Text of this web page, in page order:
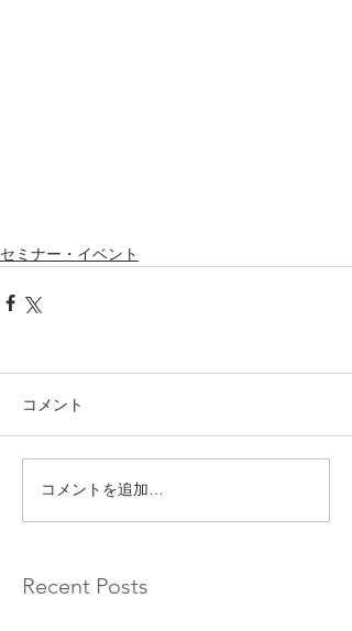
セミナー・イベント
コメント
コメントを追加…
Recent Posts